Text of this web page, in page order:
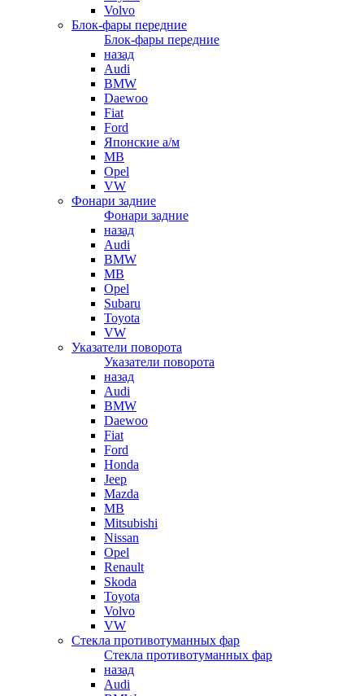
Volvo
Блок-фары передние
Блок-фары передние
назад
Audi
BMW
Daewoo
Fiat
Ford
Японские а/м
MB
Opel
VW
Фонари задние
Фонари задние
назад
Audi
BMW
MB
Opel
Subaru
Toyota
VW
Указатели поворота
Указатели поворота
назад
Audi
BMW
Daewoo
Fiat
Ford
Honda
Jeep
Mazda
MB
Mitsubishi
Nissan
Opel
Renault
Skoda
Toyota
Volvo
VW
Стекла противотуманных фар
Стекла противотуманных фар
назад
Audi